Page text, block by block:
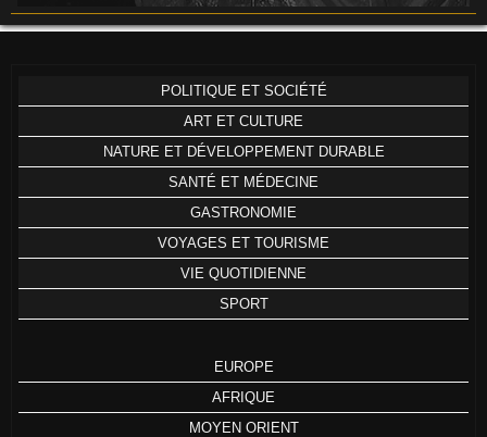
POLITIQUE ET SOCIÉTÉ
ART ET CULTURE
NATURE ET DÉVELOPPEMENT DURABLE
SANTÉ ET MÉDECINE
GASTRONOMIE
VOYAGES ET TOURISME
VIE QUOTIDIENNE
SPORT
EUROPE
AFRIQUE
MOYEN ORIENT